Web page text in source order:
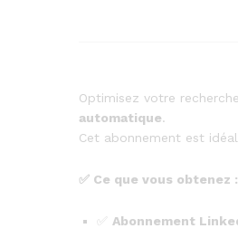
Optimisez votre
automatique.
Cet abonnement est
✅ Ce que vous obtenez :
Abonnement